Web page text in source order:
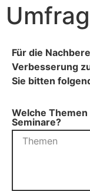
Für die
Verbesserung
Sie bitten
Welche
Seminare?